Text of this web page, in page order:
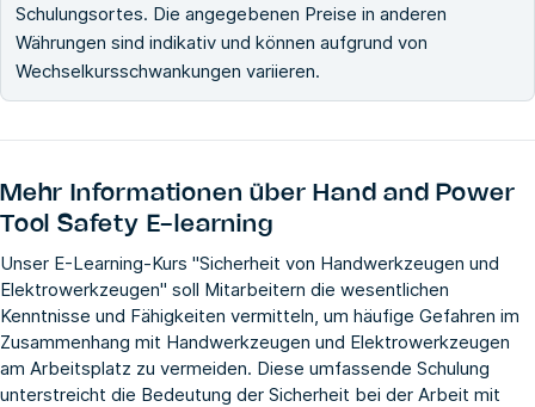
Schulungsortes. Die angegebenen Preise in anderen
Währungen sind indikativ und können aufgrund von
Wechselkursschwankungen variieren.
Mehr Informationen über Hand and Power
Tool Safety E-learning
Unser E-Learning-Kurs "Sicherheit von Handwerkzeugen und
Elektrowerkzeugen" soll Mitarbeitern die wesentlichen
Kenntnisse und Fähigkeiten vermitteln, um häufige Gefahren im
Zusammenhang mit Handwerkzeugen und Elektrowerkzeugen
am Arbeitsplatz zu vermeiden. Diese umfassende Schulung
unterstreicht die Bedeutung der Sicherheit bei der Arbeit mit